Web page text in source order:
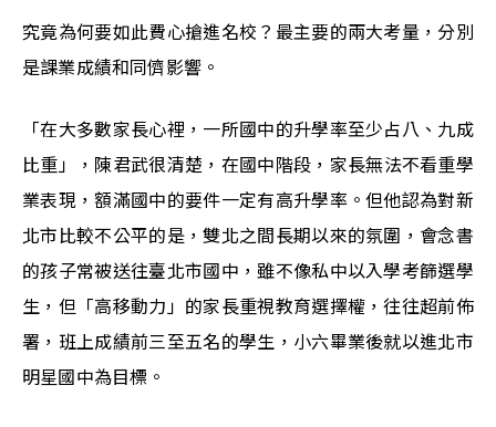
究竟為何要如此費心搶進名校？最主要的兩大考量，分別
是課業成績和同儕影響。
「在大多數家長心裡，一所國中的升學率至少占八、九成
比重」，陳君武很清楚，在國中階段，家長無法不看重學
業表現，額滿國中的要件一定有高升學率。但他認為對新
北市比較不公平的是，雙北之間長期以來的氛圍，會念書
的孩子常被送往臺北市國中，雖不像私中以入學考篩選學
生，但「高移動力」的家長重視教育選擇權，往往超前佈
署，班上成績前三至五名的學生，小六畢業後就以進北市
明星國中為目標。